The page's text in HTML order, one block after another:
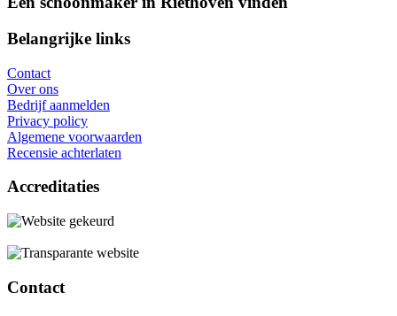
Belangrijke links
Contact
Over ons
Bedrijf aanmelden
Privacy policy
Algemene voorwaarden
Recensie achterlaten
Accreditaties
Contact